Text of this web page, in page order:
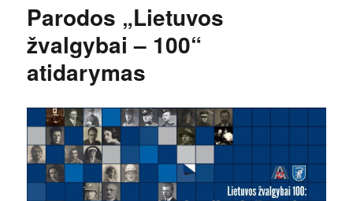
Parodos „Lietuvos
žvalgybai – 100“
atidarymas